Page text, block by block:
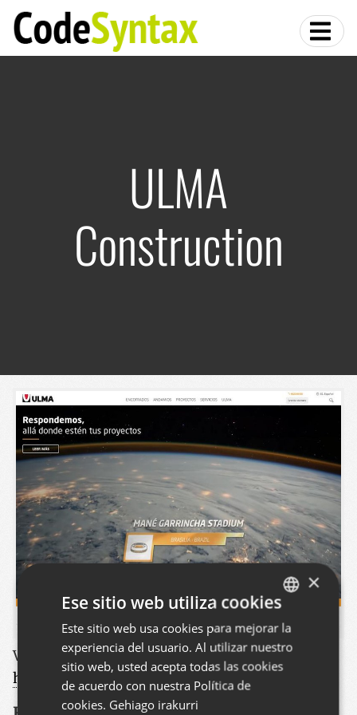
ULMA
Construction
Ver este proyecto :
https://www.ulmaconstruction.es/es-es
BASQUE
SPANISH
×
Ese sitio web utiliza cookies
Este sitio web usa cookies para mejorar la
experiencia del usuario. Al utilizar nuestro
sitio web, usted acepta todas las cookies
de acuerdo con nuestra Política de
cookies. Gehiago irakurri